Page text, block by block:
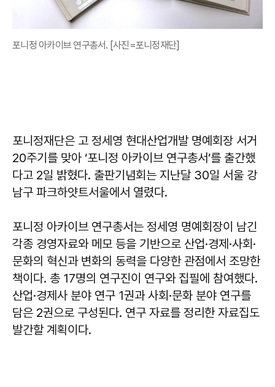
포니정 아카이브 연구총서. [사진=포니정재단]
포니정재단은 고 정세영 현대산업개발 명예회장 서거
20주기를 맞아 ‘포니정 아카이브 연구총서’를 출간했
다고 2일 밝혔다. 출판기념회는 지난달 30일 서울 강
남구 파크하얏트서울에서 열렸다.
포니정 아카이브 연구총서는 정세영 명예회장이 남긴
각종 경영자료와 메모 등을 기반으로 산업·경제·사회·
문화의 혁신과 변화의 동력을 다양한 관점에서 조망한
책이다. 총 17명의 연구진이 연구와 집필에 참여했다.
산업·경제사 분야 연구 1권과 사회·문화 분야 연구를
담은 2권으로 구성된다. 연구 자료를 정리한 자료집도
발간할 계획이다.